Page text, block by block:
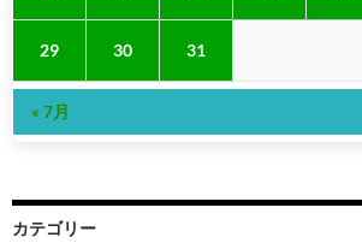
29 30 31
« 7月
カテゴリー